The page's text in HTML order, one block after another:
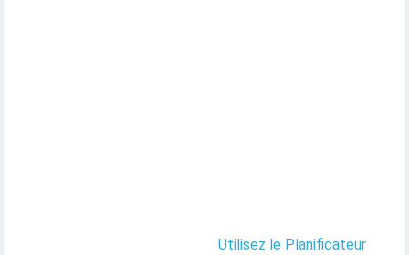
Utilisez le Planificateur